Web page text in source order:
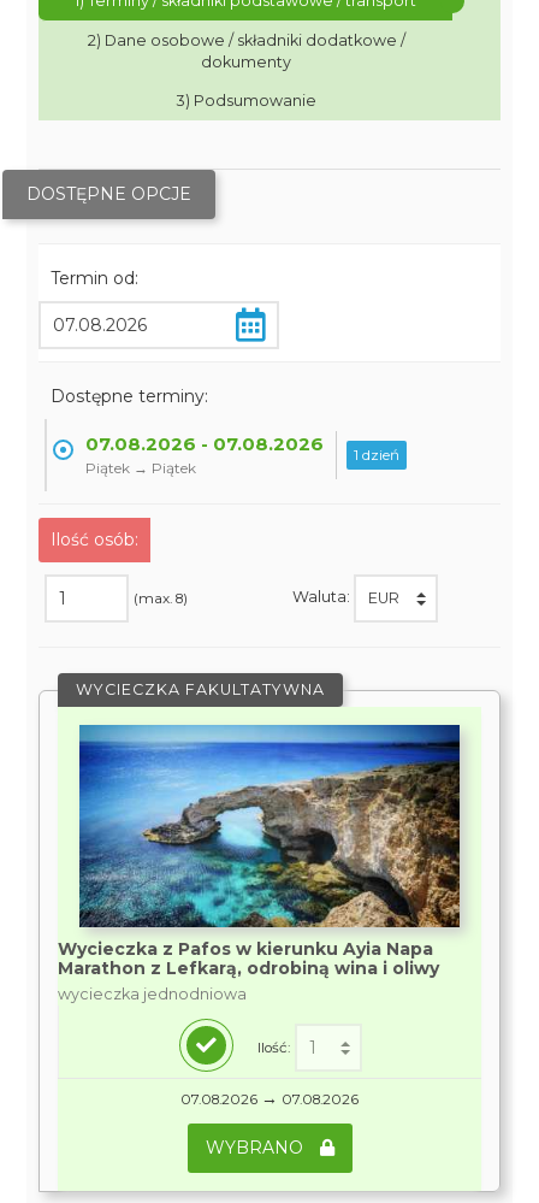
2) Dane osobowe / składniki dodatkowe /
dokumenty
3) Podsumowanie
DOSTĘPNE OPCJE
Termin od:
Dostępne terminy:
07.08.2026 - 07.08.2026
Piątek → Piątek
1 dzień
Ilość osób:
(max. 8) Waluta:
WYCIECZKA FAKULTATYWNA
Wycieczka z Pafos w kierunku Ayia Napa
Marathon z Lefkarą, odrobiną wina i oliwy
wycieczka jednodniowa
Ilość:
07.08.2026 → 07.08.2026
WYBRANO